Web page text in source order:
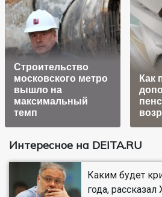
Строительство
московского метро
вышло на
максимальный
темп
Как
Интересное на DEITA.RU
Каким будет
года, рассказал